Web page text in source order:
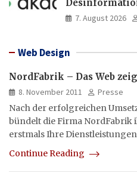
manipulierte
7. August 2026
Web Design
NordFabrik – Das Web
8. November 2011
Presse
Nach der erfolgreichen
bündelt die Firma NordFabrik
erstmals Ihre
Continue Reading